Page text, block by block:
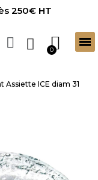
250€ HT
Assiette ICE diam 31